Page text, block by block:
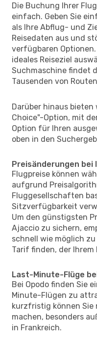
Die Buchung Ihrer
einfach. Geben Sie
als Ihre Abflug- und
Reisedaten aus und
verfügbaren Optionen.
ideales Reiseziel
Suchmaschine findet
Tausenden von
Darüber hinaus bieten
Choice"-Option, mit
Option für Ihren
oben in den
Preisänderungen bei
Flugpreise können
aufgrund
Fluggesellschaften
Sitzverfügbarkeit
Um den günstigsten
Ajaccio zu sichern,
schnell wie möglich
Tarif finden, der
Last-Minute-Flüge
Bei Opodo finden Sie
Minute-Flügen zu
kurzfristig können Sie
machen, besonders
in Frankreich.